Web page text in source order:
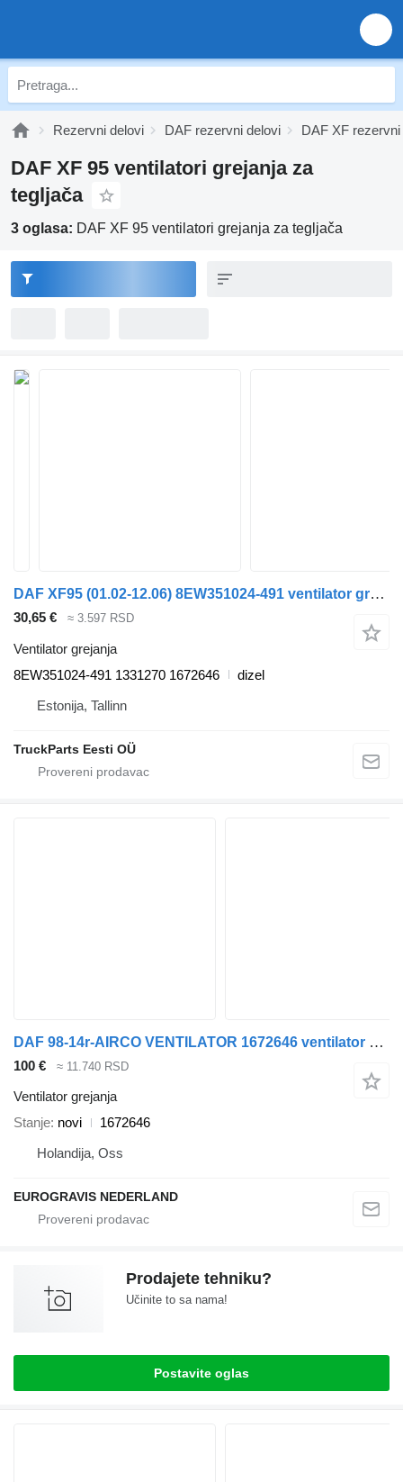
Rezervni delovi DAF rezervni delovi DAF XF
DAF XF 95 ventilatori grejanja za
tegljača
3 oglasa: DAF XF 95 ventilatori grejanja za tegljača
DAF XF95 (01.02-12.06) 8EW351024-491 ventilator grejanja za DAF XF95, XF105 (2001-2014) tegljača
30,65 € ≈ 3.597 RSD
Ventilator grejanja
8EW351024-491 1331270 1672646
dizel
Estonija, Tallinn
TruckParts Eesti OÜ
DAF 98-14r-AIRCO VENTILATOR 1672646 ventilator grejanja za DAF 65-85CF,XF95/105/106 tegljača
100 € ≈ 11.740 RSD
Ventilator grejanja
Stanje novi
1672646
Holandija, Oss
EUROGRAVIS NEDERLAND
Prodajete tehniku?
Učinite to sa nama!
Postavite oglas